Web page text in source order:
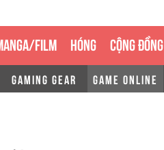
FILM HÓNG CỘNG ĐỒNG
GAMING GEAR GAME ONLINE